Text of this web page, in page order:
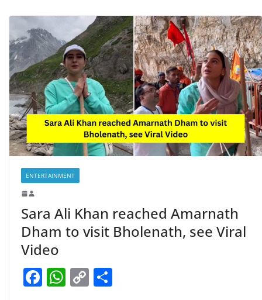
ENTERTAINMENT
Sara Ali Khan reached Amarnath
Dham to visit Bholenath, see Viral
Video
F W C